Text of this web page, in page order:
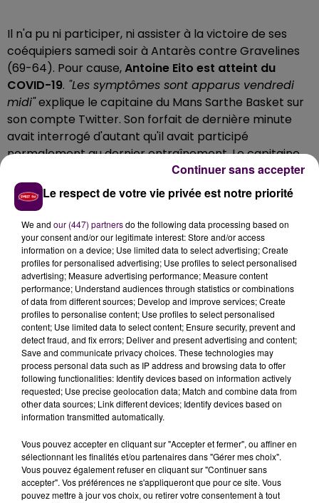
Il n'a pu ni participer, ni assister à la victoire de ses
coéquipiers samedi soir à Antarès contre Gravelines
(69-64). Pour cause,Antoine Eito est atteint du
COVID-19. "Les symptômes sont apparus vendredi
midi"explique le capitaine du Mans Sarthe Basket sur
son compte Twitter. Son forfait de dernière minute
avait interrogé d'autant qu'il avait participé
normalement au dernier entraînement. Le capitaine
du MSB livre donc l'explication ce dimanche matin, il va
désormais devoir respecter une période de septjours
de repos
avant d'effectuer un nouveau test de
dépistage.
Superbe victoire de l’equipe@MSB_Officielhier soir.
Pas facile mais le principal est fait.
En ce qui me concerne, je suis positif au COVID 19
avec symptômes apparus vendredi midi.
Faites attention à vous, ce n’est pas une blague!
Check up dans 7 jours �xÈ�xÈ‍'️�x"ÈxÈ
— Antoine Eito (@AntEito)October 4, 2020
Le respect de votre vie privée est notre priorité
We and our (447) partnersdo the following data processing based on
your consent and/or our legitimate interest: Store and/or access
information on a device; Use limited data to select advertising; Create
profiles for personalised advertising; Use profiles to select personalised
advertising; Measure advertising performance; Measure content
performance; Understand audiences through statistics or combinations
of data from different sources; Develop and improve services; Create
profiles to personalise content; Use profiles to select personalised
content; Use limited data to select content; Ensure security, prevent and
detect fraud, and fix errors; Deliver and present advertising and content;
Save and communicate privacy choices. These technologies may
process personal data such as IP address and browsing data to offer
following functionalities: Identify devices based on information actively
requested; Use precise geolocation data; Match and combine data from
other data sources; Link different devices; Identify devices based on
information transmitted automatically.
Vous pouvez accepter en cliquant sur "Accepter et fermer", ou affiner en
sélectionnant les finalités et/ou partenaires dans "Gérer mes choix".
Vous pouvez également refuser en cliquant sur "Continuer sans
accepter". Vos préférences ne s'appliqueront que pour ce site. Vous
pouvez mettre à jour vos choix, ou retirer votre consentement à tout
Continuer sans accepter